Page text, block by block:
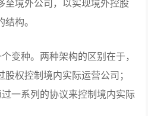
构。
变种。两种架构的区别在于，
权控制境内实际运营公司；
一系列的协议来控制境内实际